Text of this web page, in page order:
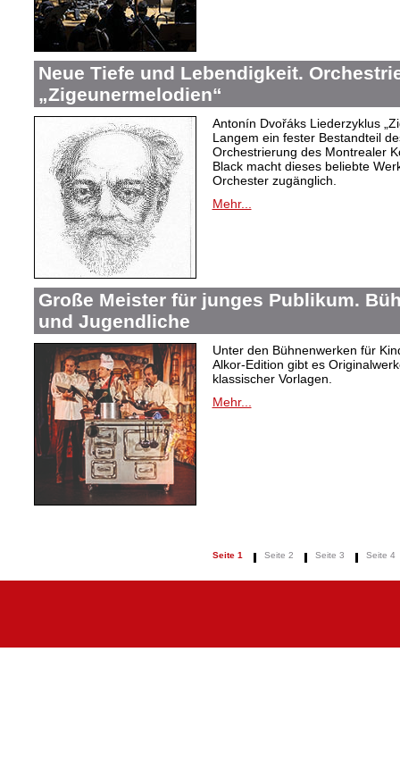
Neue Tiefe und Lebendigkeit.
„Zigeunermelodien“
Antonín Dvořáks Liederzyklus
Langem ein fester Bestandteil
Orchestrierung des Montrealer
Black macht dieses beliebte
Orchester zugänglich.
Mehr...
Große Meister für junges Publikum.
und Jugendliche
Unter den Bühnenwerken für
Alkor-Edition gibt es
klassischer Vorlagen.
Mehr...
Seite 1 Seite 2 Seite 3 Seite 4